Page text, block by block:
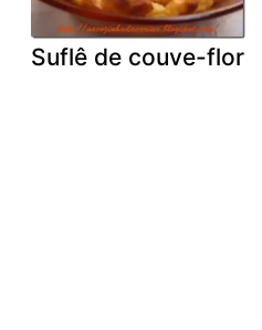
Suflê de couve-flor